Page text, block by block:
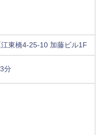
東橋4-25-10 加藤ビル1F
分